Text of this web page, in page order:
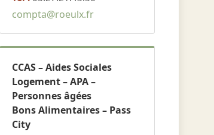
compta@roeulx.fr
CCAS – Aides Sociales
Logement – APA –
Personnes âgées
Bons Alimentaires – Pass
City